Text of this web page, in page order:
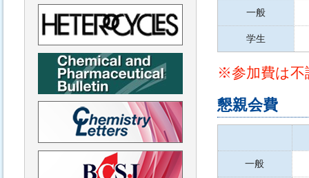
一般
学生
※参加費は不
懇親会費
一般